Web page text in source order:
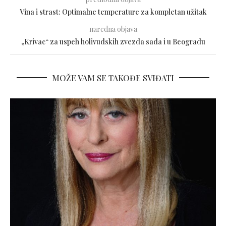
Vina i strast: Optimalne temperature za kompletan užitak
naredna objava
„Krivac“ za uspeh holivudskih zvezda sada i u Beogradu
MOŽE VAM SE TAKOĐE SVIĐATI